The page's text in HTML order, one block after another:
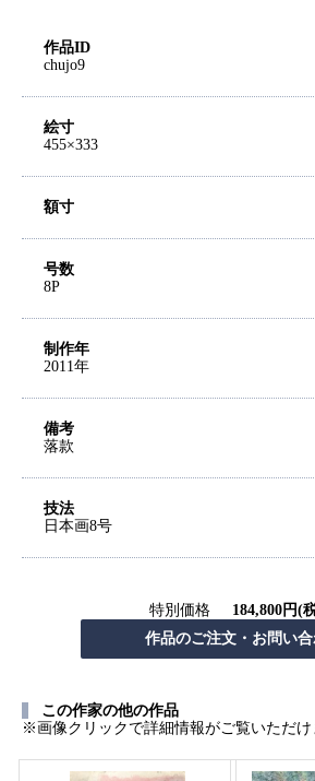
作品ID
chujo9
絵寸
455×333
額寸
号数
8P
制作年
2011年
備考
落款
技法
日本画8号
特別価格 184,800円(
この作家の他の作品
※画像クリックで詳細情報がご覧いただけ